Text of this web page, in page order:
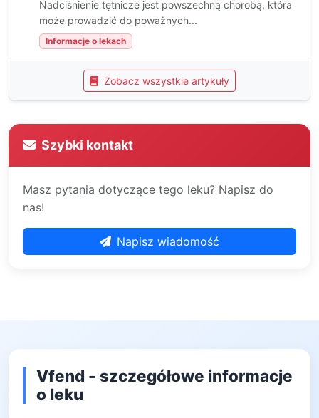
Nadciśnienie tętnicze jest powszechną chorobą, która
może prowadzić do poważnych...
Informacje o lekach
Zobacz wszystkie artykuły
Szybki kontakt
Masz pytania dotyczące tego leku? Napisz do
nas!
Napisz wiadomość
Vfend - szczegółowe informacje
o leku